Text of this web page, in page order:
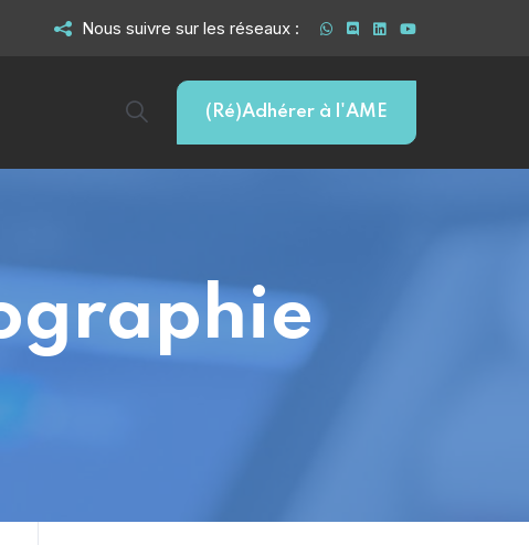
Nous suivre sur les réseaux :
(Ré)Adhérer à l'AME